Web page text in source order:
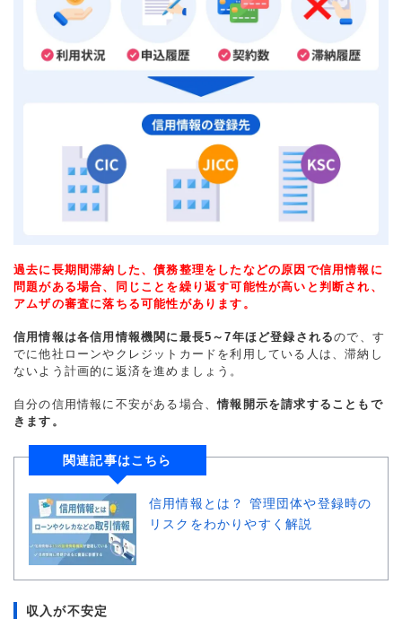
過去に長期間滞納した、債務整理をしたなどの原因で信用情報に
問題がある場合、同じことを繰り返す可能性が高いと判断され、
アムザの審査に落ちる可能性があります。
信用情報は各信用情報機関に最長5～7年ほど登録されるので、す
でに他社ローンやクレジットカードを利用している人は、滞納し
ないよう計画的に返済を進めましょう。
自分の信用情報に不安がある場合、情報開示を請求することもで
きます。
関連記事はこちら
信用情報とは？ 管理団体や登録時の
リスクをわかりやすく解説
収入が不安定